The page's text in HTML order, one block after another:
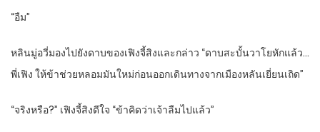
“อืม”
หลินมู่อวี่มองไปยังดาบของเฟิงจี้สิงและกล่าว “ดาบสะบั้นวาโยหักแล้ว…
พี่เฟิง ให้ข้าช่วยหลอมมันใหม่ก่อนออกเดินทางจากเมืองหลันเยี่ยนเถิด”
“จริงหรือ?” เฟิงจี้สิงดีใจ “ข้าคิดว่าเจ้าลืมไปแล้ว”